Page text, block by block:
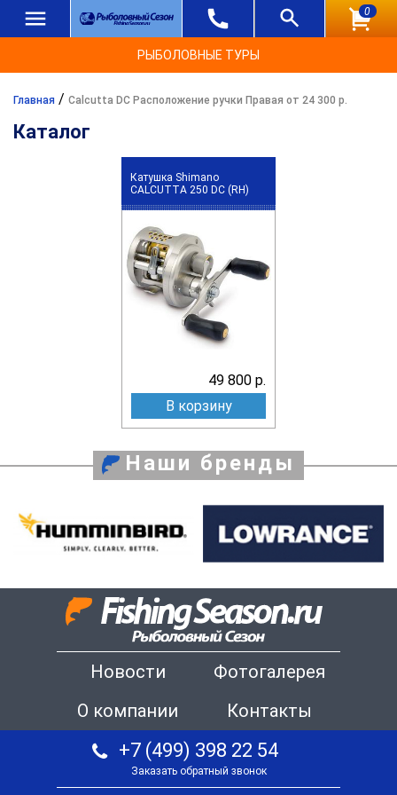
0
РЫБОЛОВНЫЕ ТУРЫ
Главная / Calcutta DC Расположение ручки Правая от 24 300 р.
Каталог
Катушка Shimano
CALCUTTA 250 DC (RH)
49 800 р.
В корзину
Наши бренды
Новости
Фотогалерея
О компании
Контакты
+7 (499) 398 22 54
Заказать обратный звонок